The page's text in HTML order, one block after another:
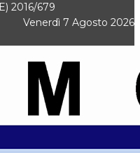
2016/679
Venerdì 7 Agosto 2026